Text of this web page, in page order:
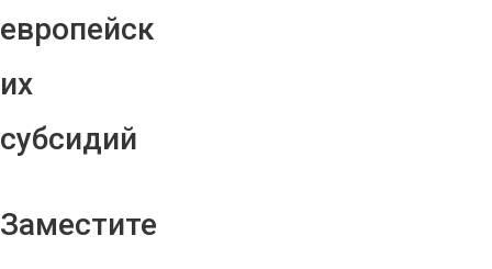
европейск
их
субсидий
Заместите